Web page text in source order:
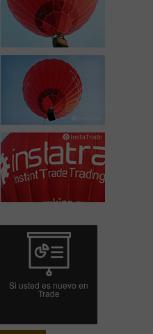
Si usted es nuevo en
Trade